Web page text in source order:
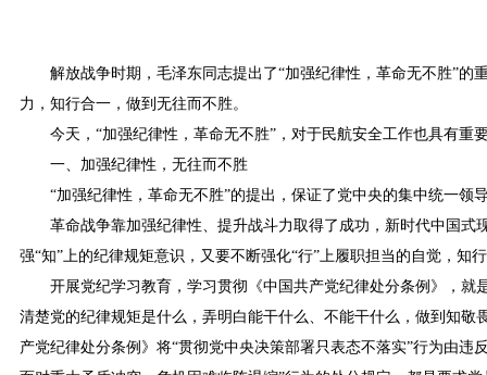
解放战争时期，毛泽东同志提出了“加强纪律性，革命无不胜”
力，知行合一，做到无往而不胜。
今天，“加强纪律性，革命无不胜”，对于民航安全工作也具有重
一、加强纪律性，无往而不胜
“加强纪律性，革命无不胜”的提出，保证了党中央的集中统一
革命战争靠加强纪律性、提升战斗力取得了成功，新时代中国
强“知”上的纪律规矩意识，又要不断强化“行”上履职担当的自觉，知
开展党纪学习教育，学习贯彻《中国共产党纪律处分条例》，
清楚党的纪律规矩是什么，弄明白能干什么、不能干什么，做到知
产党纪律处分条例》将“贯彻党中央决策部署只表态不落实”行为由